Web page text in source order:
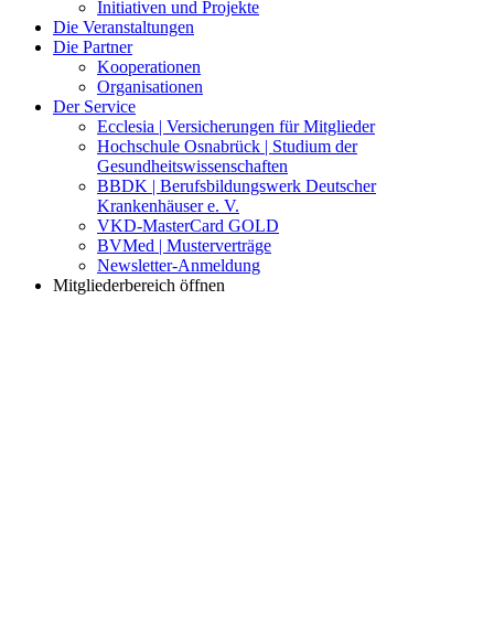
Initiativen und Projekte
Die Veranstaltungen
Die Partner
Kooperationen
Organisationen
Der Service
Ecclesia | Versicherungen für Mitglieder
Hochschule Osnabrück | Studium der
Gesundheitswissenschaften
BBDK | Berufsbildungswerk Deutscher
Krankenhäuser e. V.
VKD-MasterCard GOLD
BVMed | Musterverträge
Newsletter-Anmeldung
Mitgliederbereich öffnen